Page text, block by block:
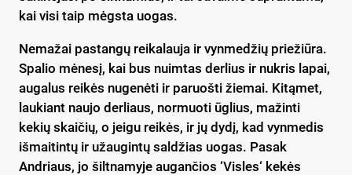
kai visi taip mėgsta uogas.
Nemažai pastangų reikalauja ir vynmedžių priežiūra.
Spalio mėnesį, kai bus nuimtas derlius ir nukris lapai,
augalus reikės nugenėti ir paruošti žiemai. Kitąmet,
laukiant naujo derliaus, normuoti ūglius, mažinti
kekių skaičių, o jeigu reikės, ir jų dydį, kad vynmedis
išmaitintų ir užaugintų saldžias uogas. Pasak
Andriaus, jo šiltnamyje augančios ‘Visles‘ kekės